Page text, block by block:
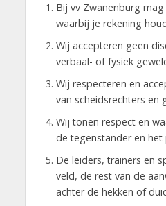
Bij vv Zwanenburg
waarbij je rekening
Wij accepteren geen
verbaal- of fysiek
Wij respecteren en
van scheidsrechters en
Wij tonen respect en
de tegenstander en het
De leiders, trainers en
veld, de rest van de
achter de hekken of